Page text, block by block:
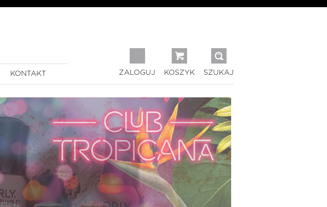
KONTAKT ZALOGUJ KOSZYK SZUKAJ